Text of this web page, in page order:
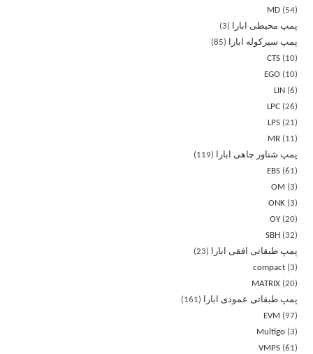
MD
54
پمپ محیطی ابارا
3
پمپ سیرکوله ابارا
85
CTS
10
EGO
10
LIN
6
LPC 26
LPS 21
MR
11
پمپ شناور چاهی ابارا
119
EBS 61
OM
3
ONK 3
OY 20
SBH
32
پمپ طبقاتی افقی ابارا
23
compact 3
MATRIX 20
پمپ طبقاتی عمودی ابارا
161
EVM
97
Multigo 3
VMPS 61